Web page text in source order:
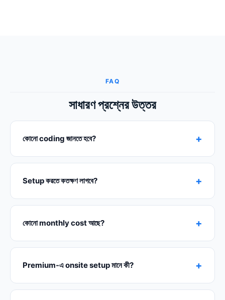
FAQ
সাধারণ প্রশ্নের উত্তর
কোনো coding জানতে হবে? +
Setup করতে কতক্ষণ লাগবে? +
কোনো monthly cost আছে? +
Premium-এ onsite setup মানে কী? +